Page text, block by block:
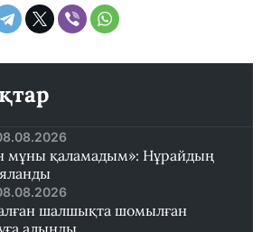
мұны қаламадым»: Нұрайдың
шалшықта шомылған